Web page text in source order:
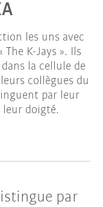
les uns avec
K-Jays ». Ils
la cellule de
collègues du
par leur
doigté.
par